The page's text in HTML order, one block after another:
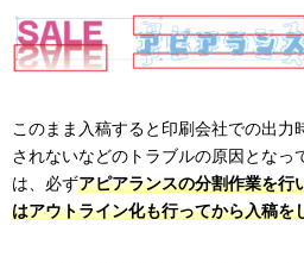
このまま入稿すると印刷会社での出力
されないなどのトラブルの原因となっ
は、必ずアピアランスの分割作業を行
はアウトライン化も行ってから入稿を